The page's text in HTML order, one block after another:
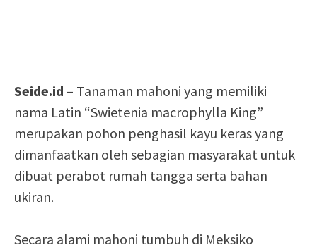
Seide.id – Tanaman mahoni yang memiliki
nama Latin “Swietenia macrophylla King”
merupakan pohon penghasil kayu keras yang
dimanfaatkan oleh sebagian masyarakat untuk
dibuat perabot rumah tangga serta bahan
ukiran.
Secara alami mahoni tumbuh di Meksiko